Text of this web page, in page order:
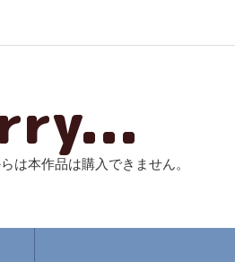
は本作品は購入できません。